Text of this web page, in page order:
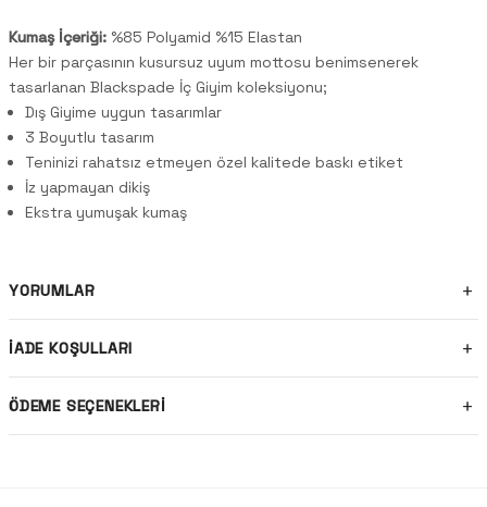
Kumaş İçeriği: %85 Polyamid %15 Elastan
Her bir parçasının kusursuz uyum mottosu benimsenerek
tasarlanan Blackspade İç Giyim koleksiyonu;
Dış Giyime uygun tasarımlar
3 Boyutlu tasarım
Teninizi rahatsız etmeyen özel kalitede baskı etiket
İz yapmayan dikiş
Ekstra yumuşak kumaş
YORUMLAR
İADE KOŞULLARI
ÖDEME SEÇENEKLERI